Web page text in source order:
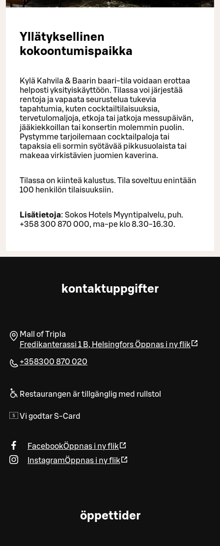
Yllätyksellinen
kokoontumispaikka
Kylä Kahvila & Baarin baari-tila voidaan erottaa
helposti yksityiskäyttöön. Tilassa voi järjestää
rentoja ja vapaata seurustelua tukevia
tapahtumia, kuten cocktailtilaisuuksia,
tervetulomaljoja, etkoja tai jatkoja messupäivän,
jääkiekkoillan tai konsertin molemmin puolin.
Pystymme tarjoilemaan cocktailpaloja tai
tapaksia eli sormin syötävää pikkusuolaista tai
makeaa virkistävien juomien kaverina.
Tilassa on kiinteä kalustus. Tila soveltuu enintään
100 henkilön tilaisuuksiin.
Lisätietoja: Sokos Hotels Myyntipalvelu, puh.
+358 300 870 000, ma-pe klo 8.30-16.30.
kontaktuppgifter
Mall of Tripla
Fredikanterassi 1 B, HelsingforsÖppnas i ny flik
+358300 870 020
Restaurangen är tillgänglig med rullstol
Vi godtar S-Card
FacebookÖppnas i ny flik
InstagramÖppnas i ny flik
öppettider